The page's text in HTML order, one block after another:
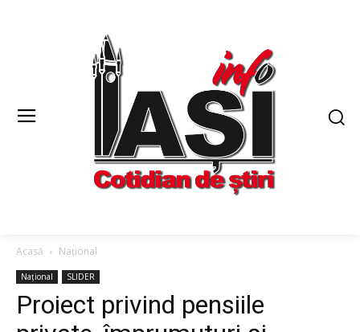
Acasă Național
Național SLIDER
Proiect privind pensiile